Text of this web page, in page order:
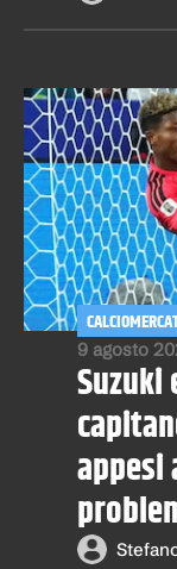
9 agosto
Suzuki
appesi